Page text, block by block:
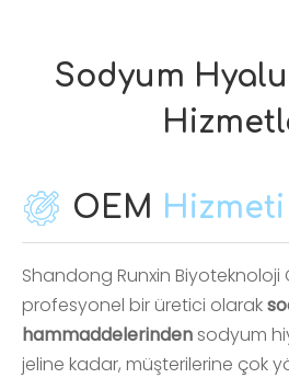
Sodyum
OEM Hizmeti
Shandong Runxin Biyoteknoloji
profesyonel bir üretici olarak
hammaddelerindensodyum
jeline kadar, müşterilerine çok